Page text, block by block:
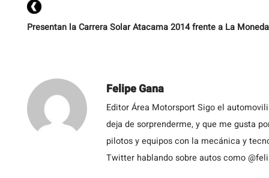
Presentan la Carrera Solar Atacama 2014 frente a La Moneda
Felipe Gana
Editor Área Motorsport Sigo el
deja de sorprenderme, y que me gusta
pilotos y equipos con la mecánica y
Twitter hablando sobre autos como